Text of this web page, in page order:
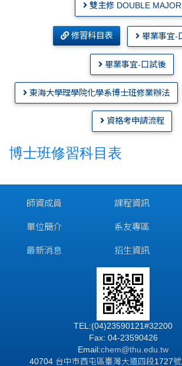
雙主修 DOUBLE MAJOR
修習科目表 畢業事宜-
畢業事宜-口試後
東海大學理學院化學系博士班修業辦法
資格考申請流程
博士班修習科目表
師資成員
單位簡介
最新消息
課程資訊
系友專區
招生資訊
TEL:(04)23590121#32200
Fax: 04-23590426
Email:chem@thu.edu.tw
40704 台中市西屯區臺灣大道四段1727